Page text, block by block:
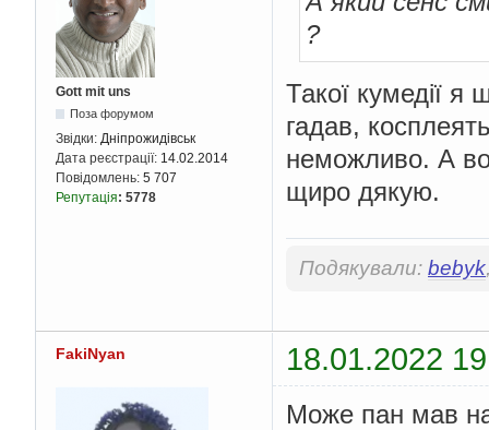
Gott mit uns
Поза форумом
Звідки: Дніпрожидівськ
Дата реєстрації: 14.02.2014
Повідомлень: 5 707
Репутація: 5778
?
Такої кумедії я
гадав,
неможливо. А
щиро дякую.
Подякували: bebyk
FakiNyan 18.01.2022
Може пан мав на